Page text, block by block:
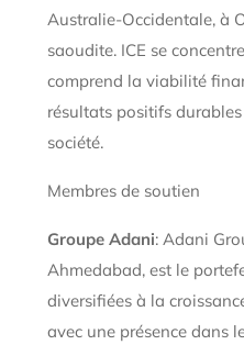
Australie-Occidentale, à
saoudite. ICE se
comprend la viabilité
résultats positifs
société.
Membres de soutien
Groupe Adani: Adani
Ahmedabad, est le
diversifiées à la
avec une présence dans